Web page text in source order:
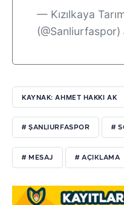
— Kızılkaya
(@Sanliurfaspor)
KAYNAK: AHMET HAKKI AK
# ŞANLIURFASPOR #
# MESAJ # AÇIKLAMA